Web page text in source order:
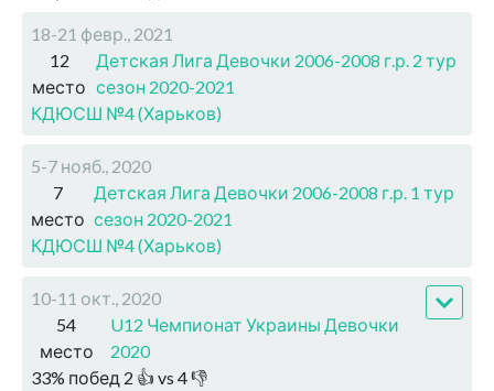
18-21 февр., 2021
12
место
Детская Лига Девочки 2006-2008 г.р. 2 тур
сезон 2020-2021
КДЮСШ №4 (Харьков)
5-7 нояб., 2020
7
место
Детская Лига Девочки 2006-2008 г.р. 1 тур
сезон 2020-2021
КДЮСШ №4 (Харьков)
10-11 окт., 2020
54
место
U12 Чемпионат Украины Девочки
2020
33% побед 2 👍 vs 4👎